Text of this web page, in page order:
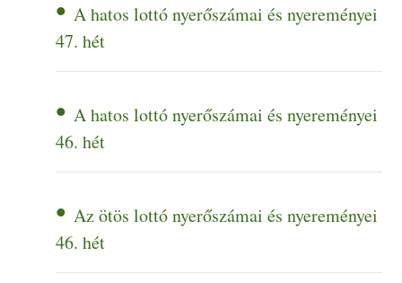
A hatos lottó nyerőszámai és nyereményei
47. hét
A hatos lottó nyerőszámai és nyereményei
46. hét
Az ötös lottó nyerőszámai és nyereményei
46. hét